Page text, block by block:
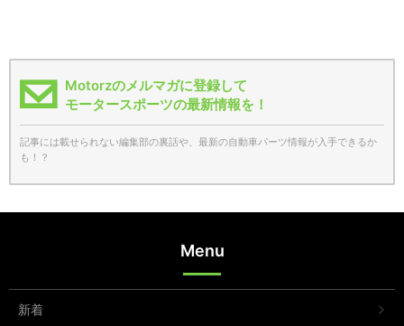
Motorzのメルマガに登録して
モータースポーツの最新情報を！
記事には載せられない編集部の裏話や、最新の自動車パーツ情報が入手できるか
も！？
Menu
新着